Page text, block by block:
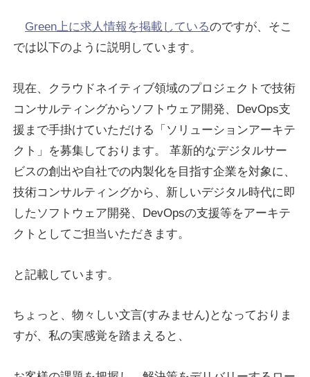
Green上に求人情報を掲載しているのですが、そこ
では以下のように説明しています。
現在、クラウドネイティブ領域のプロジェクトで技術
コンサルティングからソフトウェア開発、DevOps支
援まで手掛けていただける「ソリューションアーキテ
クト」を募集しております。 革新的なデジタルサー
ビスの創出や自社での内製化を目指す企業を対象に、
技術コンサルティングから、新しいデジタル時代に即
したソフトウェア開発、DevOpsの支援等をアーキテ
クトとしてご担当いただきます。
と記載しています。
ちょっと、物々しい文言(すみません)となっておりま
すが、私の実感覚を踏まえると、